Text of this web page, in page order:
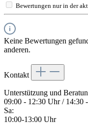
Bewertungen nur in der
Keine Bewertungen
anderen.
Kontakt
Unterstützung und
09:00 - 12:30 Uhr / 14:30
Sa:
10:00-13:00 Uhr